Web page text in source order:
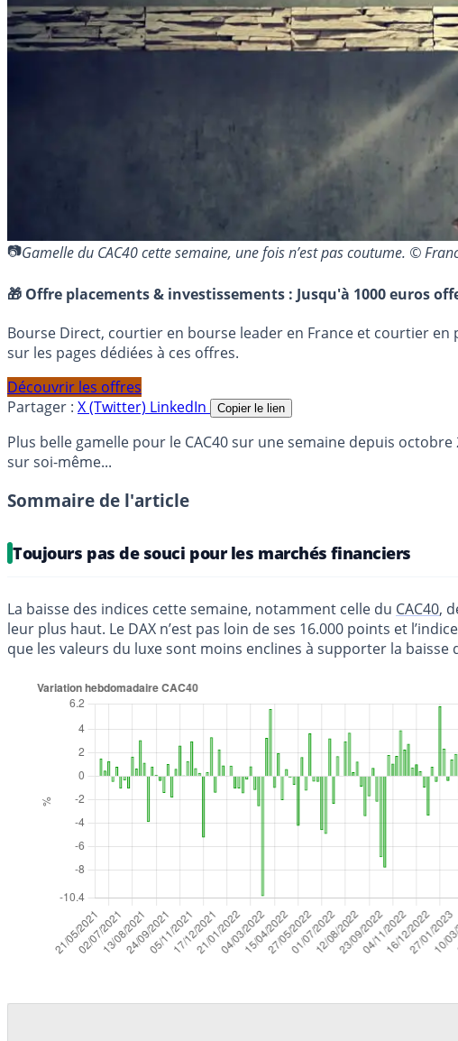
Gamelle du CAC40 cette semaine, une fois n’est pas coutume. ©
🎁 Offre placements & investissements : Jusqu'à 1000 euros
Bourse Direct, courtier en bourse leader en France et courtier
sur les pages dédiées à ces offres.
Découvrir les offres
Partager : X (Twitter) LinkedIn Copier le lien
Plus belle gamelle pour le CAC40 sur une semaine depuis
sur soi-même...
Sommaire de l'article
Toujours pas de souci pour les marchés financiers
La baisse des indices cette semaine, notamment celle du CAC40,
leur plus haut. Le DAX n’est pas loin de ses 16.000 points et
que les valeurs du luxe sont moins enclines à supporter la